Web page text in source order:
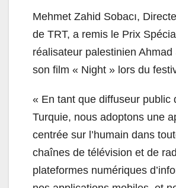
Mehmet Zahid Sobacı,
de TRT, a remis le Prix
réalisateur palestinien Ahmad
son film « Night » lors du
« En tant que diffuseur public
Turquie, nous adoptons une
centrée sur l’humain dans
chaînes de télévision et de
plateformes numériques